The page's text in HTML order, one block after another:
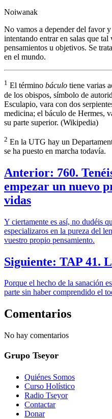
Noiwanak
No vamos a depender del favor
intentando entrar en salas que tal
pensamientos u objetivos. Se
en el mundo.
1 El término báculo tiene varias
de los obispos, símbolo de
Esculapio, vara con dos
medicina; el báculo de Hermes,
su parte superior. (Wikipedia)
2 En la UTG hay un
se ha puesto en marcha todavía.
Anterior: 760.
empezar un nuevo
vidas
Y ciertamente es así, no dudéis
especializaros en la pureza del
vuestro propio pensamiento.
Siguiente: TAP 41.
Porque el hecho de la sanación
parte sin haber comprendido el
Comentarios
No hay comentarios
Grupo Tseyor
Quiénes Somos
Curso Holístico
Radio Tseyor
Contactar
Donar